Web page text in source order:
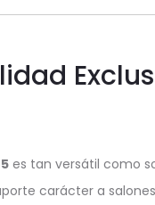
es tan versátil como
carácter a